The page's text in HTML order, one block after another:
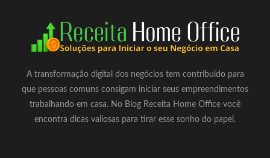
A transformação digital dos negócios tem contribuido para
que pessoas comuns consigam iniciar seus empreendimentos
trabalhando em casa. No Blog Receita Home Office você
encontra dicas valiosas para tirar esse sonho do papel.